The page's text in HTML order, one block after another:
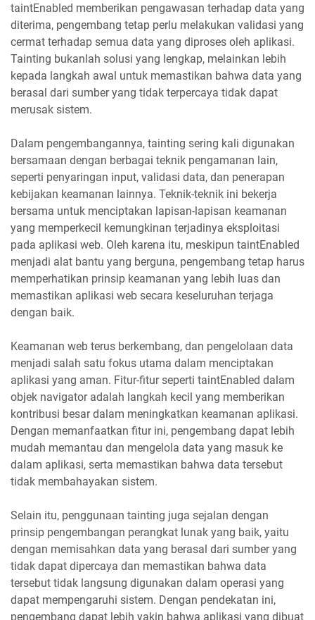
taintEnabled memberikan pengawasan terhadap data yang
diterima, pengembang tetap perlu melakukan validasi yang
cermat terhadap semua data yang diproses oleh aplikasi.
Tainting bukanlah solusi yang lengkap, melainkan lebih
kepada langkah awal untuk memastikan bahwa data yang
berasal dari sumber yang tidak terpercaya tidak dapat
merusak sistem.
Dalam pengembangannya, tainting sering kali digunakan
bersamaan dengan berbagai teknik pengamanan lain,
seperti penyaringan input, validasi data, dan penerapan
kebijakan keamanan lainnya. Teknik-teknik ini bekerja
bersama untuk menciptakan lapisan-lapisan keamanan
yang memperkecil kemungkinan terjadinya eksploitasi
pada aplikasi web. Oleh karena itu, meskipun taintEnabled
menjadi alat bantu yang berguna, pengembang tetap harus
memperhatikan prinsip keamanan yang lebih luas dan
memastikan aplikasi web secara keseluruhan terjaga
dengan baik.
Keamanan web terus berkembang, dan pengelolaan data
menjadi salah satu fokus utama dalam menciptakan
aplikasi yang aman. Fitur-fitur seperti taintEnabled dalam
objek navigator adalah langkah kecil yang memberikan
kontribusi besar dalam meningkatkan keamanan aplikasi.
Dengan memanfaatkan fitur ini, pengembang dapat lebih
mudah memantau dan mengelola data yang masuk ke
dalam aplikasi, serta memastikan bahwa data tersebut
tidak membahayakan sistem.
Selain itu, penggunaan tainting juga sejalan dengan
prinsip pengembangan perangkat lunak yang baik, yaitu
dengan memisahkan data yang berasal dari sumber yang
tidak dapat dipercaya dan memastikan bahwa data
tersebut tidak langsung digunakan dalam operasi yang
dapat mempengaruhi sistem. Dengan pendekatan ini,
pengembang dapat lebih yakin bahwa aplikasi yang dibuat